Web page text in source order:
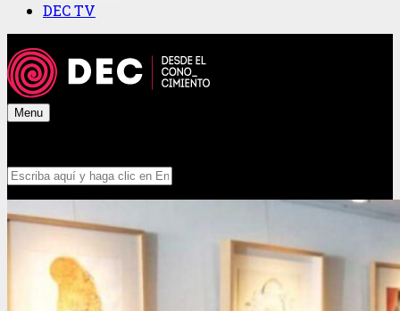
DEC TV
Menu